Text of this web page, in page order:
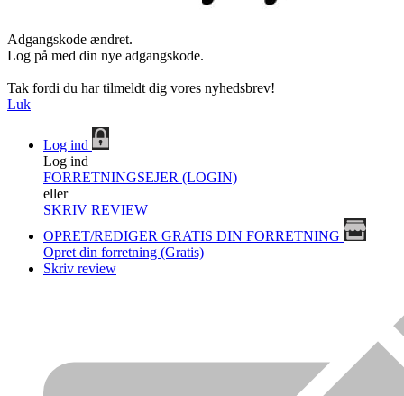
Adgangskode ændret.
Log på med din nye adgangskode.
Tak fordi du har tilmeldt dig vores nyhedsbrev!
Luk
Log ind
Log ind
FORRETNINGSEJER (LOGIN)
eller
SKRIV REVIEW
OPRET/REDIGER GRATIS DIN FORRETNING
Opret din forretning (Gratis)
Skriv review